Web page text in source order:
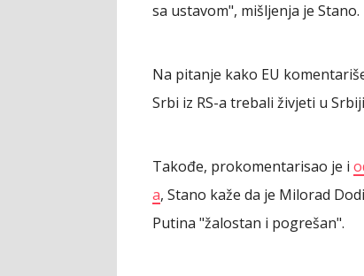
sa ustavom", mišljenja je Stano.
Na pitanje kako EU
Srbi iz RS-a trebali živjeti u
Takođe, prokomentarisao je i
a, Stano kaže da je Milorad
Putina "žalostan i pogrešan".